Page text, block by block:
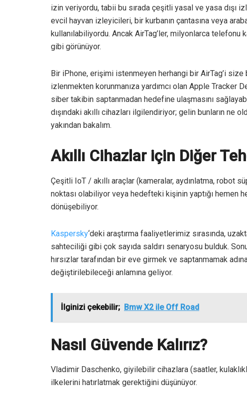
izin veriyordu, tabii bu sırada çeşitli yasal ve yasa dışı
evcil hayvan izleyicileri, bir kurbanın çantasına veya
kullanılabiliyordu. Ancak AirTag’ler, milyonlarca telefonu
gibi görünüyor.
Bir iPhone, erişimi istenmeyen herhangi bir AirTag’i size
izlenmekten korunmanıza yardımcı olan Apple Tracker
siber takibin saptanmadan hedefine ulaşmasını
dışındaki akıllı cihazları ilgilendiriyor; gelin bunların ne
yakından bakalım.
Akıllı Cihazlar için Diğer
Çeşitli IoT / akıllı araçlar (kameralar, aydınlatma, robot
noktası olabiliyor veya hedefteki kişinin yaptığı hemen
dönüşebiliyor.
Kaspersky‘deki araştırma faaliyetlerimiz sırasında,
sahteciliği gibi çok sayıda saldırı senaryosu bulduk.
hırsızlar tarafından bir eve girmek ve saptanmamak
değiştirilebileceği anlamına geliyor.
İlginizi çekebilir; Bmw X2 ile Off Road
Nasıl Güvende Kalırız?
Vladimir Daschenko, giyilebilir cihazlara (saatler,
ilkelerini hatırlatmak gerektiğini düşünüyor.